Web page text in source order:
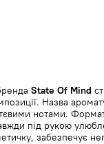
State Of Mind
Назва
нотами. Формат
під рукою
забезпечує